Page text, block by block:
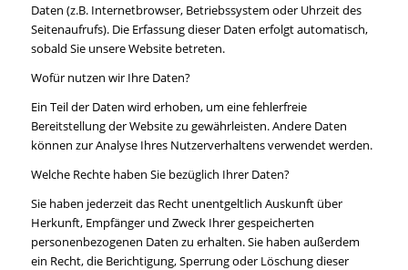
Daten (z.B. Internetbrowser, Betriebssystem oder Uhrzeit des
Seitenaufrufs). Die Erfassung dieser Daten erfolgt automatisch,
sobald Sie unsere Website betreten.
Wofür nutzen wir Ihre Daten?
Ein Teil der Daten wird erhoben, um eine fehlerfreie
Bereitstellung der Website zu gewährleisten. Andere Daten
können zur Analyse Ihres Nutzerverhaltens verwendet werden.
Welche Rechte haben Sie bezüglich Ihrer Daten?
Sie haben jederzeit das Recht unentgeltlich Auskunft über
Herkunft, Empfänger und Zweck Ihrer gespeicherten
personenbezogenen Daten zu erhalten. Sie haben außerdem
ein Recht, die Berichtigung, Sperrung oder Löschung dieser